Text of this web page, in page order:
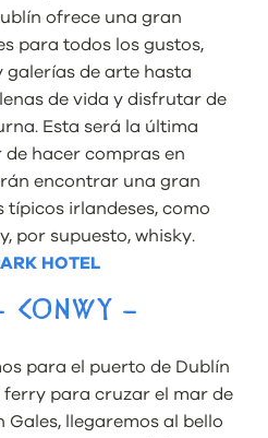
ofrece una gran
para todos los gustos,
galerías de arte hasta
de vida y disfrutar de
Esta será la última
hacer compras en
encontrar una gran
irlandeses, como
por supuesto, whisky.
HOTEL
CONWY –
para el puerto de Dublín
ferry para cruzar el mar de
Gales, llegaremos al bello